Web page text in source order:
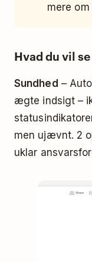
mere om
Hvad du vil
Sundhed –
ægte indsigt –
men ujævnt. 2
uklar